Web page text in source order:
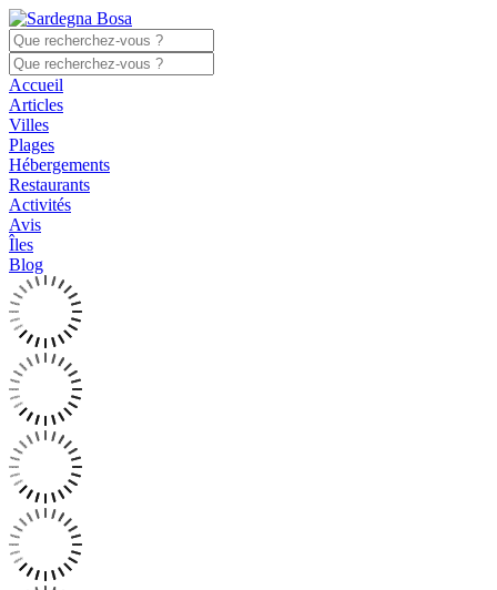
Accueil
Articles
Villes
Plages
Hébergements
Restaurants
Activités
Avis
Îles
Blog